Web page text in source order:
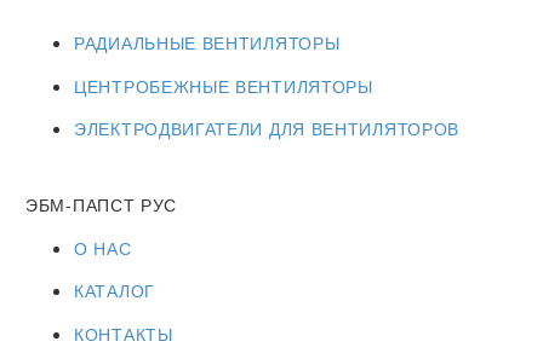
РАДИАЛЬНЫЕ ВЕНТИЛЯТОРЫ
ЦЕНТРОБЕЖНЫЕ ВЕНТИЛЯТОРЫ
ЭЛЕКТРОДВИГАТЕЛИ ДЛЯ ВЕНТИЛЯТОРОВ
ЭБМ-ПАПСТ РУС
О НАС
КАТАЛОГ
КОНТАКТЫ